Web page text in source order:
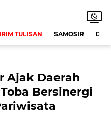
TULISAN SAMOSIR
Ajak Daerah
Bersinergi